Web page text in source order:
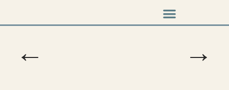
← →